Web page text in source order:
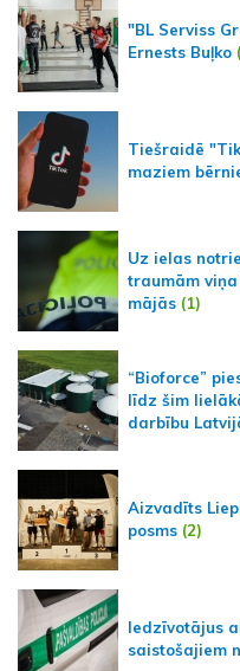
"BL Serviss
Ernests Buļko
Tiešraidē
maziem
Uz ielas
traumām
mājās (1)
“Bioforce”
līdz šim
darbību
Aizvadīts
posms (2)
Iedzīvotājus
saistošajiem